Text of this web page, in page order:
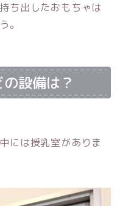
ち出したおもちゃは
。
設備は？
には授乳室がありま